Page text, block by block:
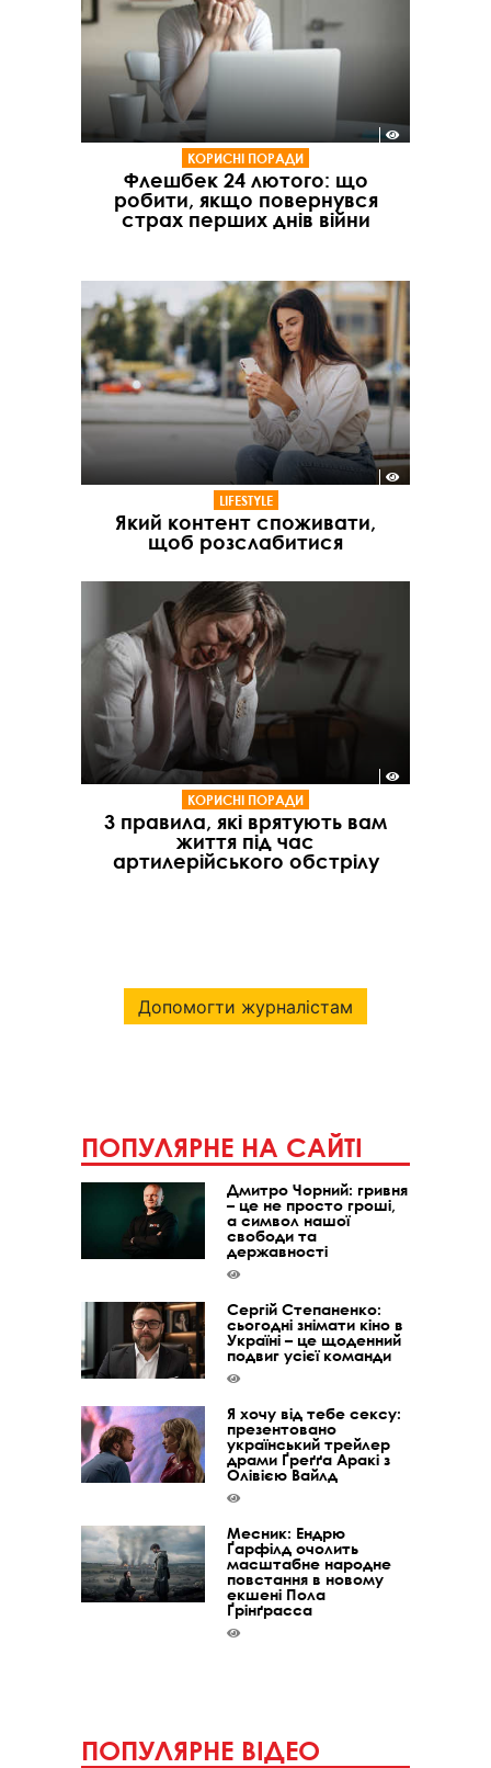
КОРИСНІ ПОРАДИ
Флешбек 24 лютого: що
робити, якщо повернувся
страх перших днів війни
LIFESTYLE
Який контент споживати,
щоб розслабитися
КОРИСНІ ПОРАДИ
3 правила, які врятують вам
життя під час
артилерійського обстрілу
Допомогти журналістам
ПОПУЛЯРНЕ НА САЙТІ
Дмитро Чорний: гривня
– це не просто гроші,
а символ нашої
свободи та
державності
Сергій Степаненко:
сьогодні знімати кіно в
Україні – це щоденний
подвиг усієї команди
Я хочу від тебе сексу:
презентовано
український трейлер
драми Ґреґґа Аракі з
Олівією Вайлд
Месник: Ендрю
Ґарфілд очолить
масштабне народне
повстання в новому
екшені Пола
Ґрінґрасса
ПОПУЛЯРНЕ ВІДЕО